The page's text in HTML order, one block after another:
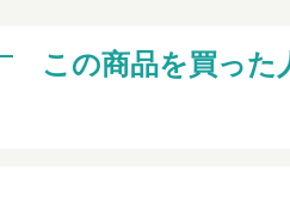
この商品を買った